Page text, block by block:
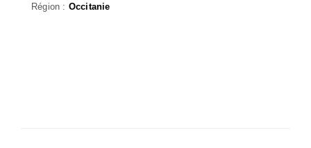
Région : Occitanie